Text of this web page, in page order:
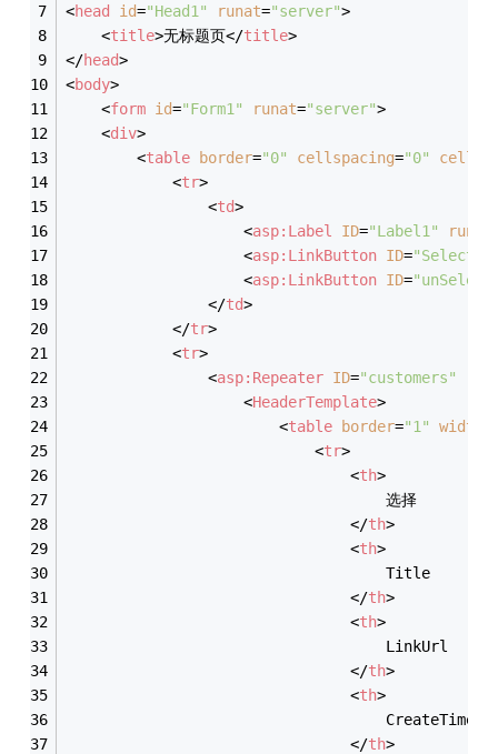
<head id="Head1" runat="server">
<title>无标题页</title>
</head>
<body>
<form id="Form1" runat="server">
<div>
<table border="0" cellspacing="0"
<tr>
<td>
<asp:Label ID="Label1" runat
<asp:LinkButton ID=
<asp:LinkButton ID=
</td>
</tr>
<tr>
<asp:Repeater ID="customers"
<HeaderTemplate>
<table border="1" width
<tr>
<th>
                                    选择
</th>
<th>
                                    Title
</th>
<th>
                                    LinkUrl
</th>
<th>
                                    CreateTime
</th>